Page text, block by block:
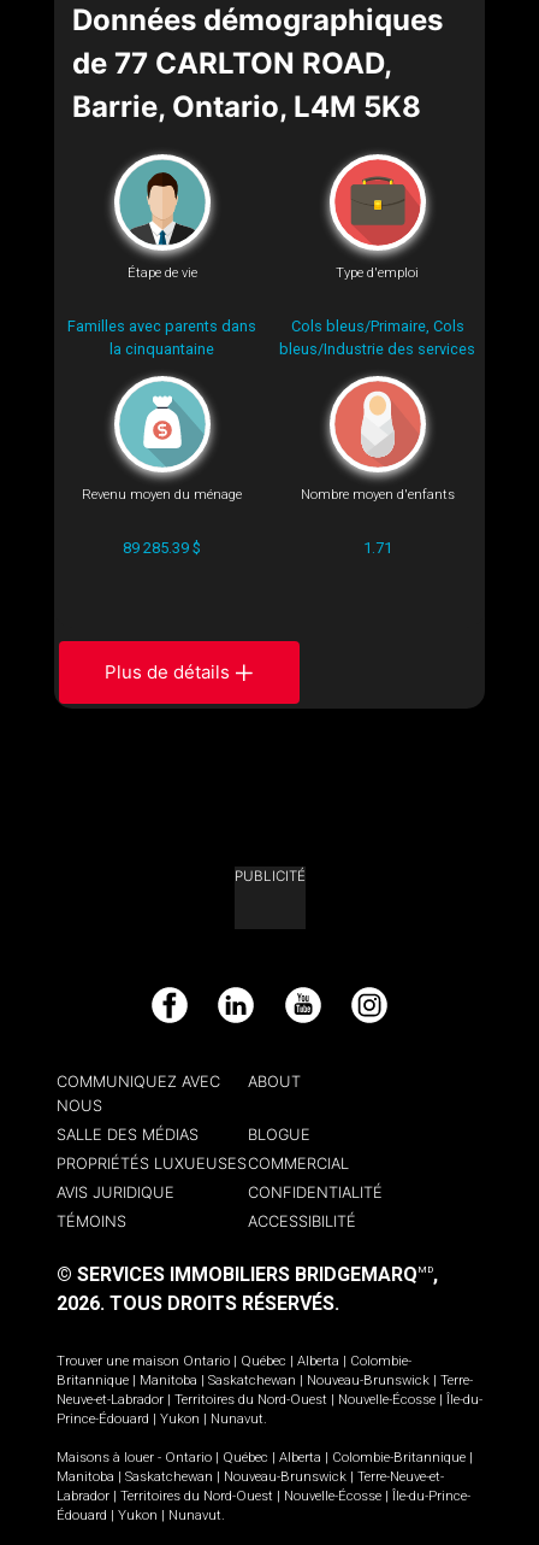
Données démographiques
de 77 CARLTON ROAD,
Barrie, Ontario, L4M 5K8
Étape de vie
Familles avec parents dans
la cinquantaine
Type d'emploi
Cols bleus/Primaire, Cols
bleus/Industrie des services
Revenu moyen du ménage
89 285.39 $
Nombre moyen d'enfants
1.71
Plus de détails
PUBLICITÉ
Facebook LinkedIn YouTube Instagram
COMMUNIQUEZ AVEC
NOUS
ABOUT
SALLE DES MÉDIAS
BLOGUE
PROPRIÉTÉS LUXUEUSESCOMMERCIAL
AVIS JURIDIQUE
CONFIDENTIALITÉ
TÉMOINS
ACCESSIBILITÉ
© SERVICES IMMOBILIERS BRIDGEMARQ MD,
2026. TOUS DROITS RÉSERVÉS.
Trouver une maison Ontario Québec Alberta
Colombie-
Britannique
Manitoba Saskatchewan Nouveau-Brunswick
Terre-
Neuve-et-Labrador
Territoires du Nord-Ouest Nouvelle-Écosse
Île-du-
Prince-Édouard
Yukon Nunavut.
Maisons à louer - Ontario Québec Alberta Colombie-Britannique
Manitoba
Saskatchewan Nouveau-Brunswick
Terre-Neuve-et-
Labrador
Territoires du Nord-Ouest Nouvelle-Écosse
Île-du-Prince-
Édouard
Yukon Nunavut.